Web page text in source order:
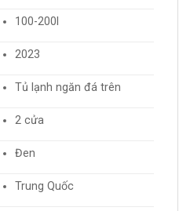
100-200l
2023
Tủ lạnh ngăn đá trên
2 cửa
Đen
Trung Quốc